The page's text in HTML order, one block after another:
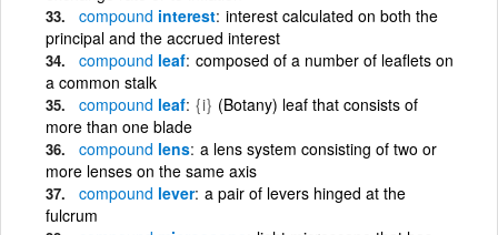
compound interest interest calculated on both the
principal and the accrued interest
compound leaf composed of a number of leaflets on
a common stalk
compound leaf {i} (Botany) leaf that consists of
more than one blade
compound lens a lens system consisting of two or
more lenses on the same axis
compound lever a pair of levers hinged at the
fulcrum